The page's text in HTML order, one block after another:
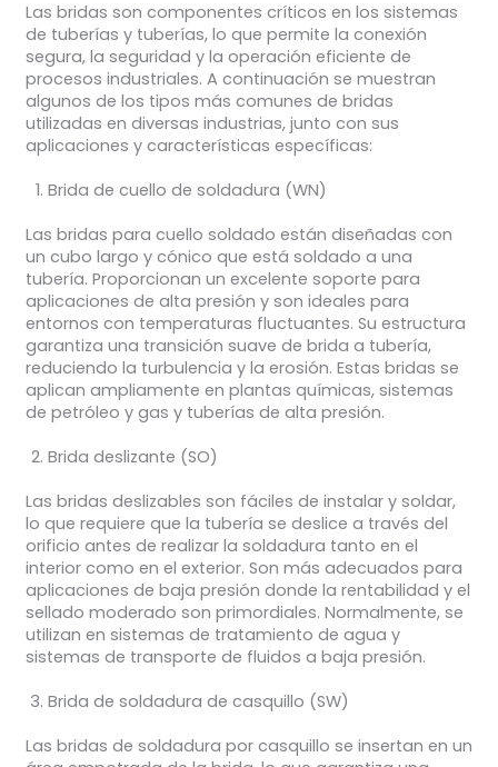
Las bridas son componentes críticos en los sistemas
de tuberías y tuberías, lo que permite la conexión
segura, la seguridad y la operación eficiente de
procesos industriales. A continuación se muestran
algunos de los tipos más comunes de bridas
utilizadas en diversas industrias, junto con sus
aplicaciones y características específicas:
Brida de cuello de soldadura (WN)
Las bridas para cuello soldado están diseñadas con
un cubo largo y cónico que está soldado a una
tubería. Proporcionan un excelente soporte para
aplicaciones de alta presión y son ideales para
entornos con temperaturas fluctuantes. Su estructura
garantiza una transición suave de brida a tubería,
reduciendo la turbulencia y la erosión. Estas bridas se
aplican ampliamente en plantas químicas, sistemas
de petróleo y gas y tuberías de alta presión.
Brida deslizante (SO)
Las bridas deslizables son fáciles de instalar y soldar,
lo que requiere que la tubería se deslice a través del
orificio antes de realizar la soldadura tanto en el
interior como en el exterior. Son más adecuados para
aplicaciones de baja presión donde la rentabilidad y el
sellado moderado son primordiales. Normalmente, se
utilizan en sistemas de tratamiento de agua y
sistemas de transporte de fluidos a baja presión.
Brida de soldadura de casquillo (SW)
Las bridas de soldadura por casquillo se insertan en un